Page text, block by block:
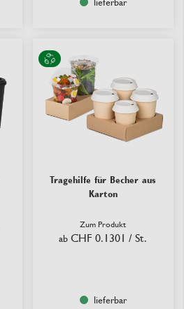
lieferbar
Tragehilfe für Becher aus
Karton
Zum Produkt
ab CHF 0.1301 / St.
lieferbar